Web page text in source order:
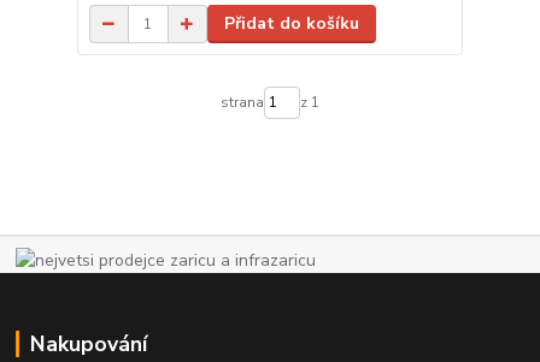
Přidat do košíku
strana z 1
Nakupování